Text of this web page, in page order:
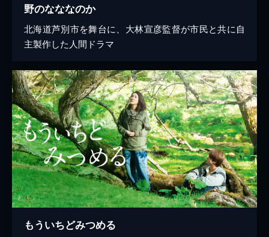
野のなななのか
北海道芦別市を舞台に、大林宣彦監督が市民と共に自
主製作した人間ドラマ
もういちどみつめる